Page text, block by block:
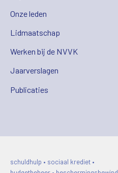
Onze leden
Lidmaatschap
Werken bij de NVVK
Jaarverslagen
Publicaties
schuldhulp • sociaal krediet •